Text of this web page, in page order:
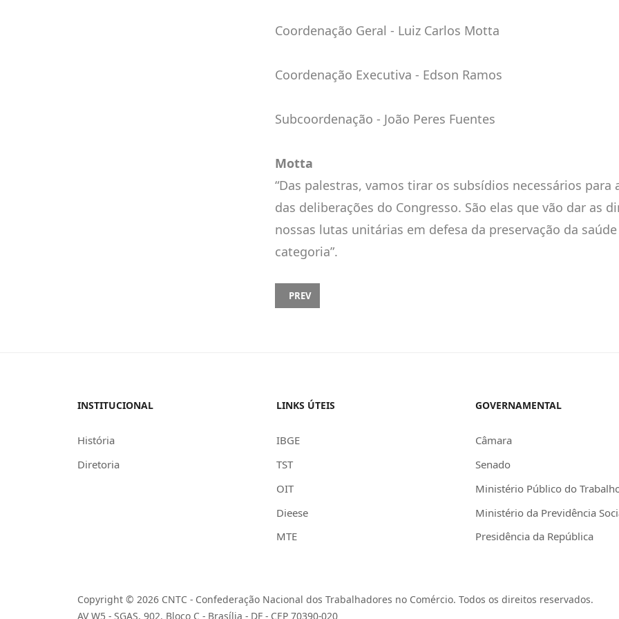
Coordenação Geral - Luiz Carlos Motta
Coordenação Executiva - Edson Ramos
Subcoordenação - João Peres Fuentes
Motta
“Das palestras, vamos tirar os subsídios necessários para
das deliberações do Congresso. São elas que vão dar as
nossas lutas unitárias em defesa da preservação da
categoria”.
PREVIOUS ARTICLE: ALCKMIN ENVIA MENSAGEM AO 29º CONGRESSO
PREV
INSTITUCIONAL
História
Diretoria
LINKS ÚTEIS
IBGE
TST
OIT
Dieese
MTE
GOVERNAMENTAL
Câmara
Senado
Ministério Público do
Ministério da Previdência
Presidência da República
Copyright © 2026 CNTC - Confederação Nacional dos Trabalhadores no Comércio. Todos os direitos reservados.
AV W5 - SGAS, 902, Bloco C - Brasília - DF - CEP 70390-020